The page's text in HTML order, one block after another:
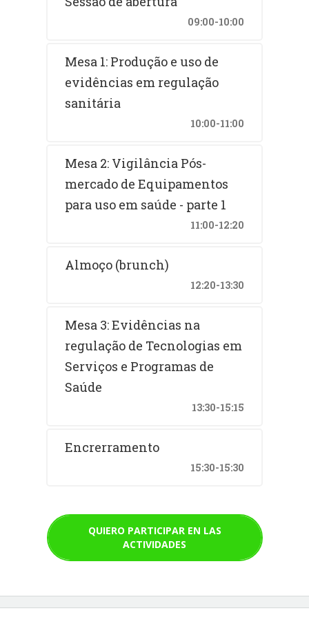
09:00-10:00
Mesa 1: Produção e uso de
evidências em regulação
sanitária
10:00-11:00
Mesa 2: Vigilância Pós-
mercado de Equipamentos
para uso em saúde - parte 1
11:00-12:20
Almoço (brunch)
12:20-13:30
Mesa 3: Evidências na
regulação de Tecnologias em
Serviços e Programas de
Saúde
13:30-15:15
Encrerramento
15:30-15:30
QUIERO PARTICIPAR EN LAS
ACTIVIDADES